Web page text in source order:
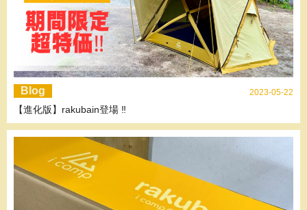
Blog 2023-05-22
【進化版】rakubain登場 ‼